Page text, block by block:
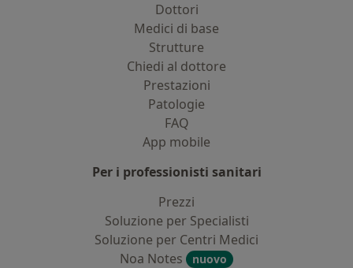
Dottori
Medici di base
Strutture
Chiedi al dottore
Prestazioni
Patologie
FAQ
App mobile
Per i professionisti sanitari
Prezzi
Soluzione per Specialisti
Soluzione per Centri Medici
Noa Notes
nuovo